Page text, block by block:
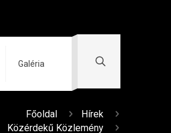
Galéria
Főoldal
Hírek
Közérdekű Közlemény